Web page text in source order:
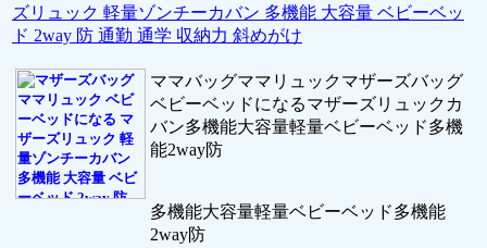
ズリュック 軽量ゾンチーカバン 多機能 大容量 ベビーベッ
ド 2way 防 通勤 通学 収納力 斜めがけ
ママバッグママリュックマザーズバッグ
ベビーベッドになるマザーズリュックカ
バン多機能大容量軽量ベビーベッド多機
能2way防
多機能大容量軽量ベビーベッド多機能
2way防